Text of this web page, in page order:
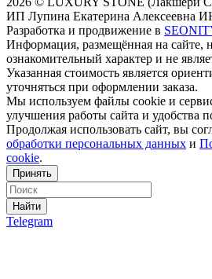
ИП Лупина Екатерина Алексеевна
Разработка и продвижение в
Информация, размещённая на сайте,
ознакомительный характер и не
Указанная стоимость является
уточняться при оформлении заказа.
Мы используем файлы cookie и
улучшения работы сайта и удобства
Продолжая использовать сайт, вы
обработки персональных данных и
cookie.
Принять
Найти
Telegram